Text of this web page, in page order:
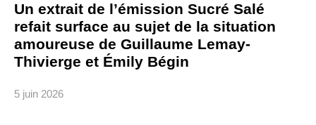
Un extrait de l’émission Sucré Salé
refait surface au sujet de la situation
amoureuse de Guillaume Lemay-
Thivierge et Émily Bégin
5 juin 2026